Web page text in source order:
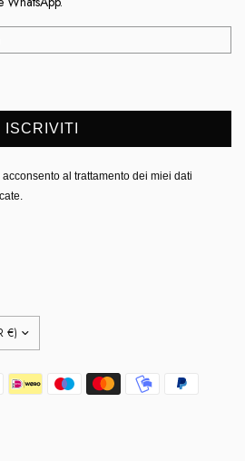
ISCRIVITI
acconsento al trattamentodei miei dati